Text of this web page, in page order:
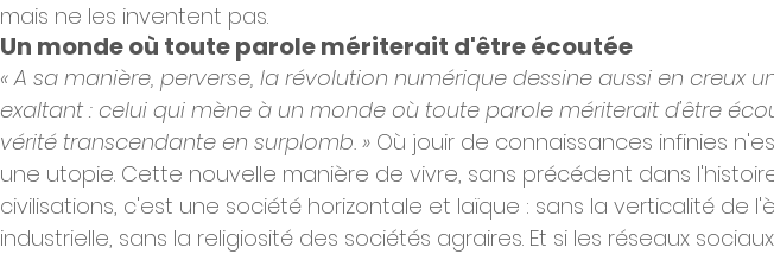
mais ne les inventent pas.
Un monde où toute parole mériterait d'être écoutée
« A sa manière, perverse, la révolution numérique dessine aussi en creux
exaltant : celui qui mène à un monde où toute parole mériterait d'être
vérité transcendante en surplomb. » Où jouir de connaissances infinies
une utopie. Cette nouvelle manière de vivre, sans précédent dans
civilisations, c'est une société horizontale et laïque : sans la verticalité de
industrielle, sans la religiosité des sociétés agraires. Et si les réseaux